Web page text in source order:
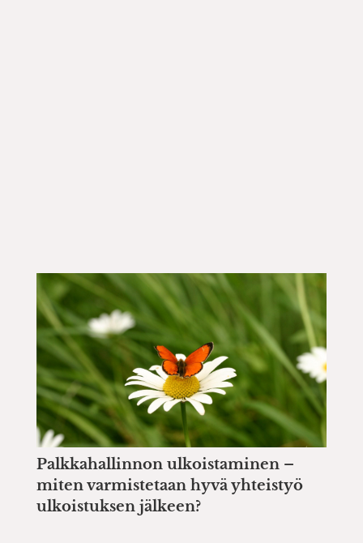
Palkkahallinnon ulkoistaminen –
miten varmistetaan hyvä yhteistyö
ulkoistuksen jälkeen?